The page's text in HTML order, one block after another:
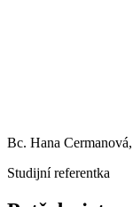
Bc. Hana
Studijní referentka